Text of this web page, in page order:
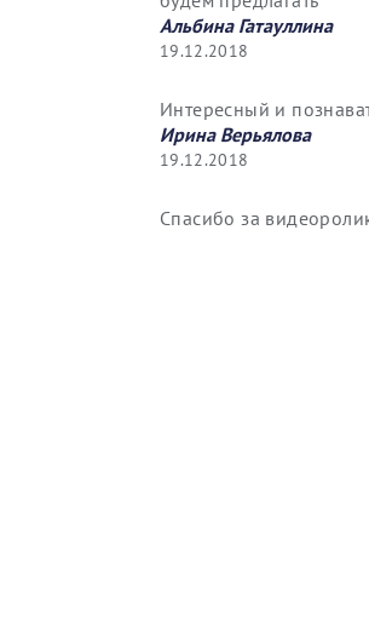
Альбина Гатауллина
19.12.2018
Интересный и
Ирина Верьялова
19.12.2018
Спасибо за